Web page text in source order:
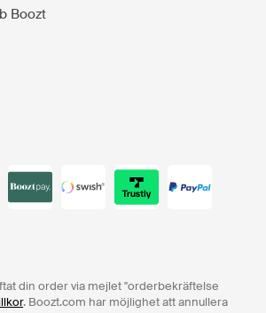
Boozt
din order via mejlet "orderbekräftelse
. Boozt.com har möjlighet att annullera